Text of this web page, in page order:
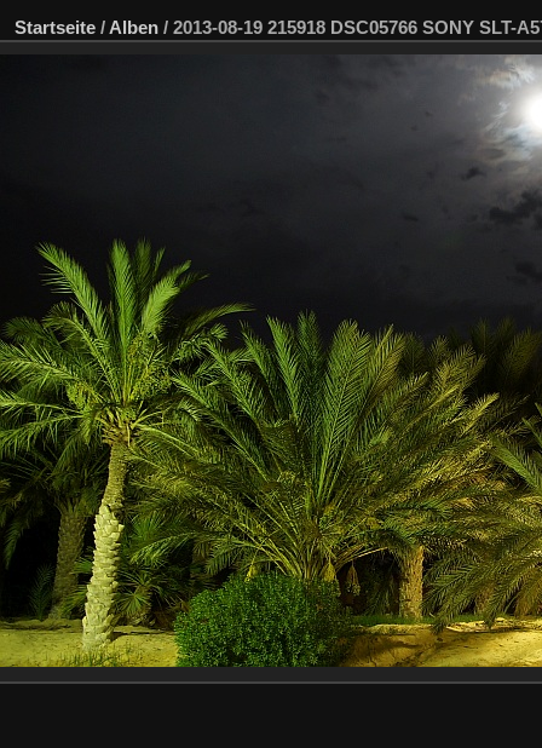
Startseite / Alben / 2013-08-19 215918 DSC05766 SONY SLT-